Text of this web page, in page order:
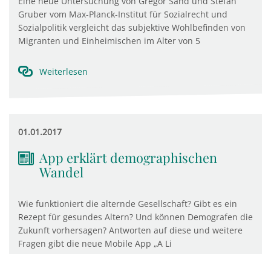
Gruber vom Max-Planck-Institut für Sozialrecht und
Sozialpolitik vergleicht das subjektive Wohlbefinden von
Migranten und Einheimischen im Alter von 5
Weiterlesen
01.01.2017
App erklärt demographischen
Wandel
Wie funktioniert die alternde Gesellschaft? Gibt es ein
Rezept für gesundes Altern? Und können Demografen die
Zukunft vorhersagen? Antworten auf diese und weitere
Fragen gibt die neue Mobile App „A Li